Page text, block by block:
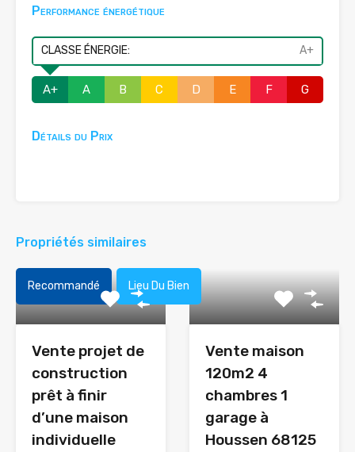
Performance énergétique
CLASSE ÉNERGIE: A+
A+ A B C D E F G
Détails du Prix
Propriétés similaires
Recommandé Lieu Du Bien
Vente projet de
construction
prêt à finir
d’une maison
individuelle
Vente maison
120m2 4
chambres 1
garage à
Houssen 68125